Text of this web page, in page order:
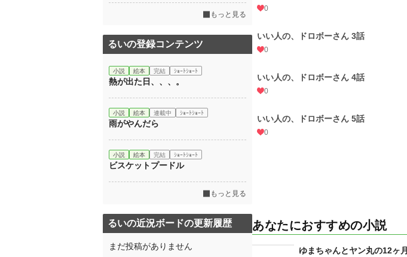
0
いい人の、ドロボーさん 3話
0
いい人の、ドロボーさん 4話
0
いい人の、ドロボーさん 5話
0
あなたにおすすめの小説
ゆまちゃんとヤン丸の12ヶ月
もっと見る
るいの登録コンテンツ
小説 絵本 完結 ｼｮｰﾄｼｮｰﾄ
熱が出た日、、、。
小説 絵本 連載中 ｼｮｰﾄｼｮｰﾄ
雨がやんだら
小説 絵本 完結 ｼｮｰﾄｼｮｰﾄ
ビスケットプードル
もっと見る
るいの近況ボードの更新履歴
まだ投稿がありません